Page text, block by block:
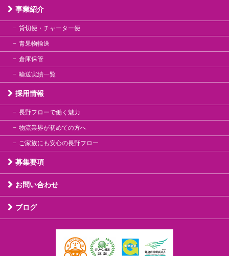
事業紹介
貸切便・チャーター便
青果物輸送
倉庫保管
輸送実績一覧
採用情報
長野フローで働く魅力
物流業界が初めての方へ
ご家族にも安心の長野フロー
募集要項
お問い合わせ
ブログ